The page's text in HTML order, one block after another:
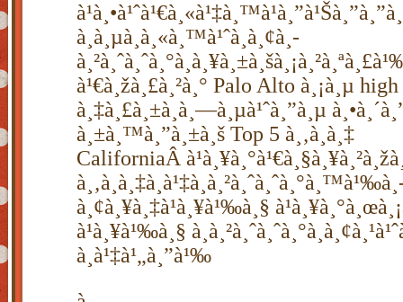
à¸­à¸µà¸à¸«à¸™à¹ˆà¸­à¸¢à¸­
à¹€à¸žà¸£à¸²à¸° Palo Alto à¸¡à¸µ
à¸‡à¸£à¸±à¸à¸—à¸µà¹ˆà¸”à¸µ
à¸±à¸™à¸”à¸±à¸š Top 5 à¸‚à¸­à¸‡
CaliforniaÂ
à¸¢à¸¥à¸‡à¹à¸¥à¹‰à¸§
à¹à¸¥à¹‰à¸§
à¸à¹‡à¹„à¸”à¹‰